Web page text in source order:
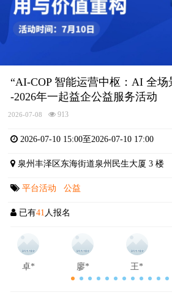
“AI-COP 智能运营中枢：AI 全
-2026年一起益企公益服务活动
2026-07-08 913
2026-07-10 15:00至2026-07-10 17:00
泉州丰泽区东海街道泉州民生大厦 3 楼
平台活动 公益
已有41 人报名
卓* 廖* 王*